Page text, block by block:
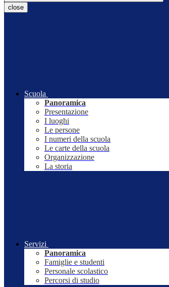
close
Scuola
Panoramica
Presentazione
I luoghi
Le persone
I numeri della scuola
Le carte della scuola
Organizzazione
La storia
Servizi
Panoramica
Famiglie e studenti
Personale scolastico
Percorsi di studio